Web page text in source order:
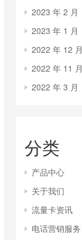
2023 年 2 月
2023 年 1 月
2022 年 12 月
2022 年 11 月
2022 年 3 月
分类
产品中心
关于我们
流量卡资讯
电话营销服务